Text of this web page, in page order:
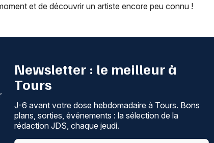
et de découvrir un artiste encore peu connu !
Newsletter : le meilleur à
Tours
J-6 avant votre dose hebdomadaire à Tours. Bons
plans, sorties, événements : la sélection de la
rédaction JDS, chaque jeudi.